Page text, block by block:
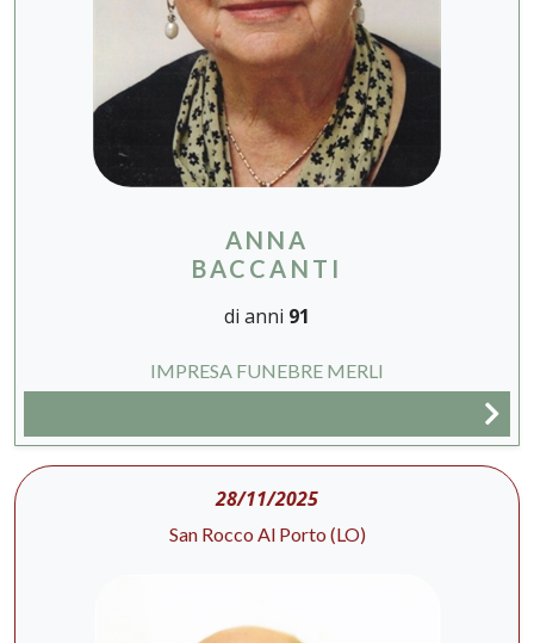
ANNA
BACCANTI
di anni 91
IMPRESA FUNEBRE MERLI
28/11/2025
San Rocco Al Porto (LO)